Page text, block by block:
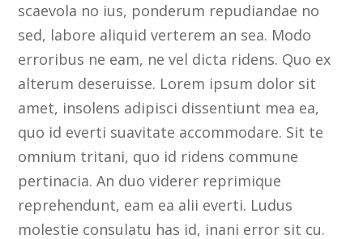
scaevola no ius, ponderum repudiandae no
sed, labore aliquid verterem an sea. Modo
erroribus ne eam, ne vel dicta ridens. Quo ex
alterum deseruisse. Lorem ipsum dolor sit
amet, insolens adipisci dissentiunt mea ea,
quo id everti suavitate accommodare. Sit te
omnium tritani, quo id ridens commune
pertinacia. An duo viderer reprimique
reprehendunt, eam ea alii everti. Ludus
molestie consulatu has id, inani error sit cu.